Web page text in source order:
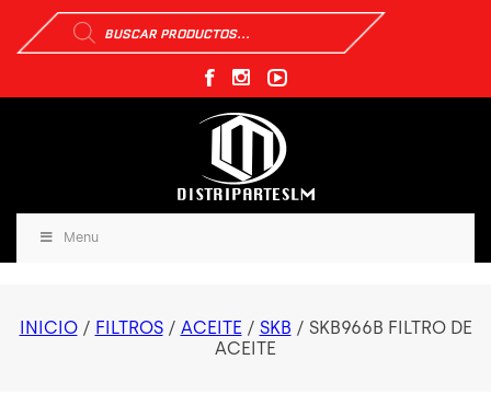
Búsqueda
de
productos
Menu
INICIO/ FILTROS/ ACEITE/ SKB / SKB966B FILTRO DE
ACEITE